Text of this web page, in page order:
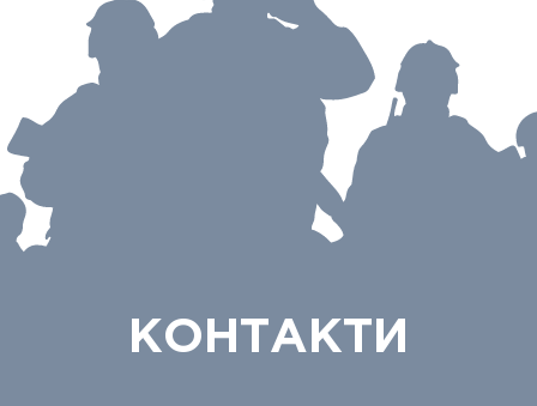
КОНТАКТИ